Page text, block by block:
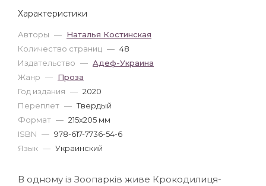
Характеристики
Авторы — Наталья Костинская
Количество страниц — 48
Издательство — Адеф-Украина
Жанр — Проза
Год издания — 2020
Переплет — Твердый
Формат — 215x205 мм
ISBN — 978-617-7736-54-6
Язык — Украинский
В одному із Зоопарків живе Крокодилиця-